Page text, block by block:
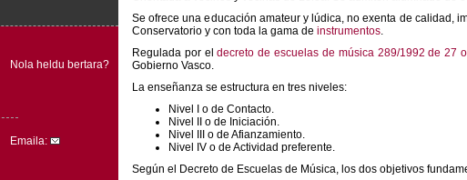
Nola heldu bertara?
Emaila:
Se ofrece una educación amateur y lúdica, no exenta de calidad,
Conservatorio y con toda la gama de instrumentos.
Regulada por eldecreto de escuelas de música 289/1992 de 27
Gobierno Vasco.
La enseñanza se estructura en tres niveles:
Nivel I o de Contacto.
Nivel II o de Iniciación.
Nivel III o de Afianzamiento.
Nivel IV o de Actividad preferente.
Según el Decreto de Escuelas de Música, los dos objetivos